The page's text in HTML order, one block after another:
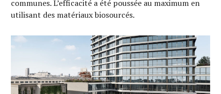
communes. L’efficacité a été poussée au maximum en
utilisant des matériaux biosourcés.